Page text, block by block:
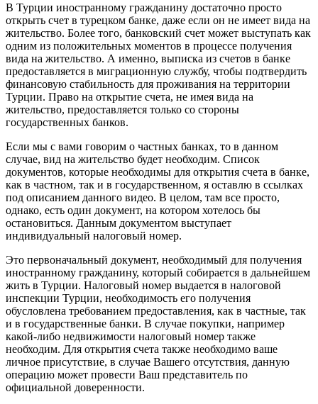
В Турции иностранному гражданину достаточно просто
открыть счет в турецком банке, даже если он не имеет вида на
жительство. Более того, банковский счет может выступать как
одним из положительных моментов в процессе получения
вида на жительство. А именно, выписка из счетов в банке
предоставляется в миграционную службу, чтобы подтвердить
финансовую стабильность для проживания на территории
Турции. Право на открытие счета, не имея вида на
жительство, предоставляется только со стороны
государственных банков.
Если мы с вами говорим о частных банках, то в данном
случае, вид на жительство будет необходим. Список
документов, которые необходимы для открытия счета в банке,
как в частном, так и в государственном, я оставлю в ссылках
под описанием данного видео. В целом, там все просто,
однако, есть один документ, на котором хотелось бы
остановиться. Данным документом выступает
индивидуальный налоговый номер.
Это первоначальный документ, необходимый для получения
иностранному гражданину, который собирается в дальнейшем
жить в Турции. Налоговый номер выдается в налоговой
инспекции Турции, необходимость его получения
обусловлена требованием предоставления, как в частные, так
и в государственные банки. В случае покупки, например
какой-либо недвижимости налоговый номер также
необходим. Для открытия счета также необходимо ваше
личное присутствие, в случае Вашего отсутствия, данную
операцию может провести Ваш представитель по
официальной доверенности.